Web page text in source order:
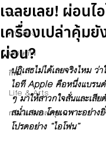
ข่าว
การเมือง
เศรษฐกิจ
กีฬา
Life & Arts
การเงิน การลงทุน
เฉลยเลย! ผ่อนไ
เครื่องเปล่าคุ้มยั
ผ่อน?
ปฏิเสธไม่ได้เลยจริงไหม
ไอที Apple คือหนึ่งแบรน
ๆ มาให้สาวกใจสั่นและเสีย
สม่ำเสมอ โดยเฉพาะอย่าง
โปรดอย่าง “ไอโฟน”